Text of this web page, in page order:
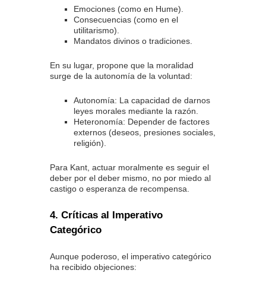
Emociones (como en Hume).
Consecuencias (como en el
utilitarismo).
Mandatos divinos o tradiciones.
En su lugar, propone que la moralidad
surge de la autonomía de la voluntad:
Autonomía: La capacidad de darnos
leyes morales mediante la razón.
Heteronomía: Depender de factores
externos (deseos, presiones sociales,
religión).
Para Kant, actuar moralmente es seguir el
deber por el deber mismo, no por miedo al
castigo o esperanza de recompensa.
4. Críticas al Imperativo
Categórico
Aunque poderoso, el imperativo categórico
ha recibido objeciones: